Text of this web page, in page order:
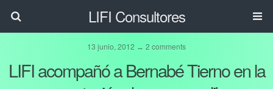
LIFI Consultores
13 junio, 2012 ↔ 2 comments
LIFI acompañó a Bernabé Tierno en la